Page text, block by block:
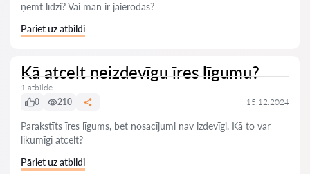
ņemt līdzi? Vai man ir jāierodas?
Pāriet uz atbildi
Kā atcelt neizdevīgu īres līgumu?
1 atbilde
0
210 15.12.2024
Parakstīts īres līgums, bet nosacījumi nav izdevīgi. Kā to var
likumīgi atcelt?
Pāriet uz atbildi